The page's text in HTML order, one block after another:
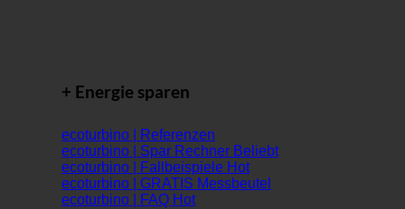
+ Energie sparen
ecoturbino | Referenzen
ecoturbino | Spar Rechner
ecoturbino | Fallbeispiele
ecoturbino | GRATIS Messbeutel
ecoturbino | FAQ